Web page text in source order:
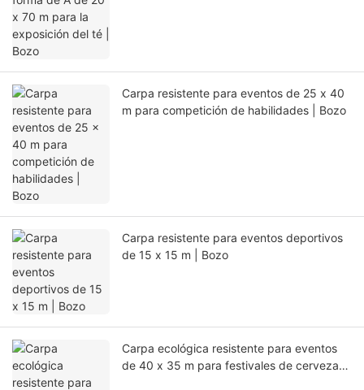
Carpa resistente para eventos de 25 x 40
m para competición de habilidades | Bozo
Carpa resistente para eventos deportivos
de 15 x 15 m | Bozo
Carpa ecológica resistente para eventos
de 40 x 35 m para festivales de cerveza